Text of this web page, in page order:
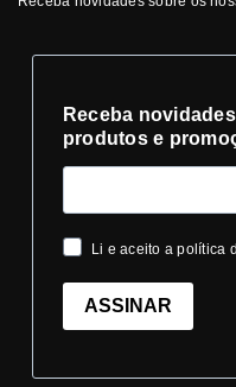
Receba
produtos e
Li e aceito a política
ASSINAR